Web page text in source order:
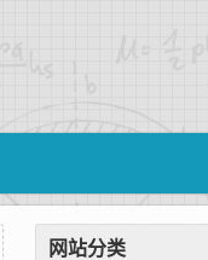
网站分类